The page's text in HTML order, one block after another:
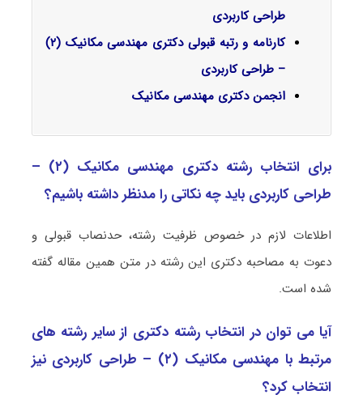
طراحی کاربردی
کارنامه و رتبه قبولی دکتری مهندسی مکانیک (۲)
– طراحی کاربردی
انجمن دکتری مهندسی مکانیک
برای انتخاب رشته دکتری مهندسی مکانیک (۲) –
طراحی کاربردی باید چه نکاتی را مدنظر داشته باشیم؟
اطلاعات لازم در خصوص ظرفیت رشته، حدنصاب قبولی و
دعوت به مصاحبه دکتری این رشته در متن همین مقاله گفته
شده است.
آیا می توان در انتخاب رشته دکتری از سایر رشته های
مرتبط با مهندسی مکانیک (۲) – طراحی کاربردی نیز
انتخاب کرد؟